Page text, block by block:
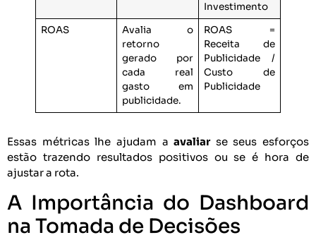
Investimento
ROAS
Avalia o
retorno
gerado por
cada real
gasto em
publicidade.
ROAS =
Receita de
Publicidade /
Custo de
Publicidade
Essas métricas lhe ajudam aavaliarse seus esforços
estão trazendo resultados positivos ou se é hora de
ajustar a rota.
A Importância do Dashboard
na Tomada de Decisões